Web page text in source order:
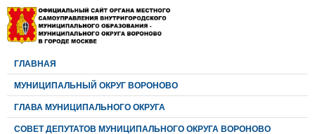
ГЛАВНАЯ
МУНИЦИПАЛЬНЫЙ ОКРУГ ВОРОНОВО
ГЛАВА МУНИЦИПАЛЬНОГО ОКРУГА
CОВЕТ ДЕПУТАТОВ МУНИЦИПАЛЬНОГО ОКРУГА ВОРОНОВО